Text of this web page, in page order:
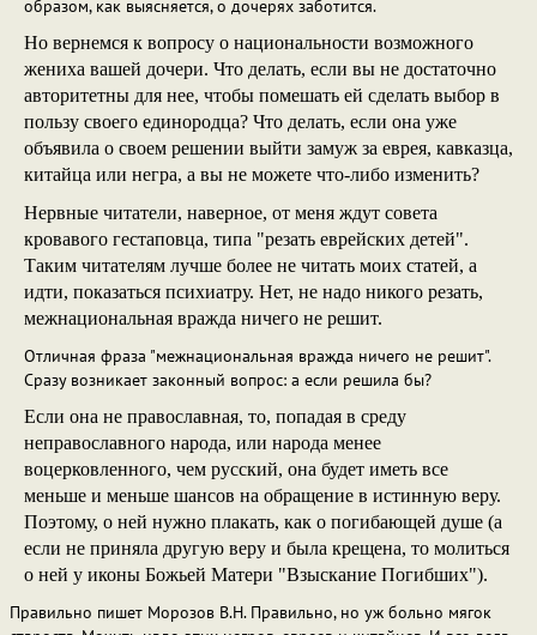
образом, как выясняется, о дочерях заботится.
Но вернемся к вопросу о национальности возможного
жениха вашей дочери. Что делать, если вы не достаточно
авторитетны для нее, чтобы помешать ей сделать выбор в
пользу своего единородца? Что делать, если она уже
объявила о своем решении выйти замуж за еврея, кавказца,
китайца или негра, а вы не можете что-либо изменить?
Нервные читатели, наверное, от меня ждут совета
кровавого гестаповца, типа "резать еврейских детей".
Таким читателям лучше более не читать моих статей, а
идти, показаться психиатру. Нет, не надо никого резать,
межнациональная вражда ничего не решит.
Отличная фраза "межнациональная вражда ничего не решит".
Сразу возникает законный вопрос: а если решила бы?
Если она не православная, то, попадая в среду
неправославного народа, или народа менее
воцерковленного, чем русский, она будет иметь все
меньше и меньше шансов на обращение в истинную веру.
Поэтому, о ней нужно плакать, как о погибающей душе (а
если не приняла другую веру и была крещена, то молиться
о ней у иконы Божьей Матери "Взыскание Погибших").
Правильно пишет Морозов В.Н. Правильно, но уж больно мягок